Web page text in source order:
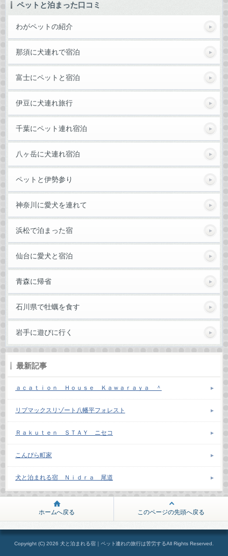
ペットと泊まった口コミ
わがペットの紹介
那須に犬連れで宿泊
富士にペットと宿泊
伊豆に犬連れ旅行
千葉にペット連れ宿泊
八ヶ岳に犬連れ宿泊
ペットと伊勢参り
神奈川に愛犬を連れて
浜松で泊まった宿
仙台に愛犬と宿泊
青森に帰省
石川県で牡蠣を食す
岩手に遊びに行く
最新記事
ａｃａｔｉｏｎ Ｈｏｕｓｅ Ｋａｗａｒａｙａ ＾
リブマックスリゾート八幡平フォレスト
Ｒａｋｕｔｅｎ ＳＴＡＹ ニセコ
こんぴら町家
犬と泊まれる宿 Ｎｉｄｒａ 尾道
ホームへ戻る このページの先頭へ戻る
Copyright (C) 2026 犬と泊まれる宿｜ペット連れの旅行は苦労するAll Rights Reserved.